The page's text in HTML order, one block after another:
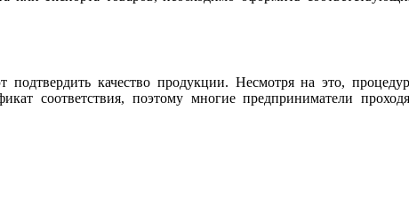
качество продукции. Несмотря на это,
соответствия, поэтому многие предприниматели